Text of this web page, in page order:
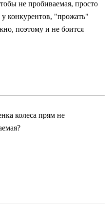
не пробиваемая, просто
конкурентов, "прожать"
поэтому и не боится
колеса прям не